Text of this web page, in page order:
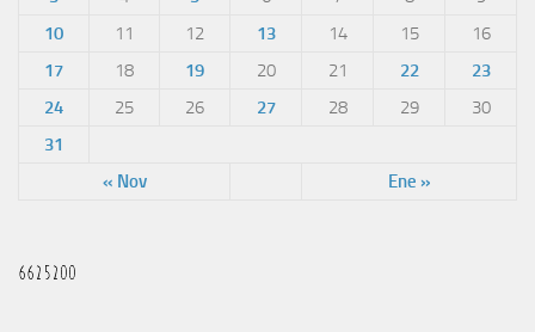
« Nov Ene »
10
11 12 13 14 15
16
17
18 19 20 21 22
23
24
25 26 27 28 29
30
31